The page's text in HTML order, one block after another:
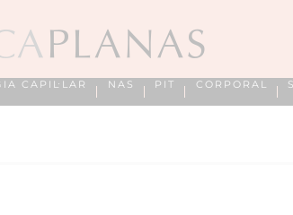
CAPIL·LAR NAS PIT CORPORAL